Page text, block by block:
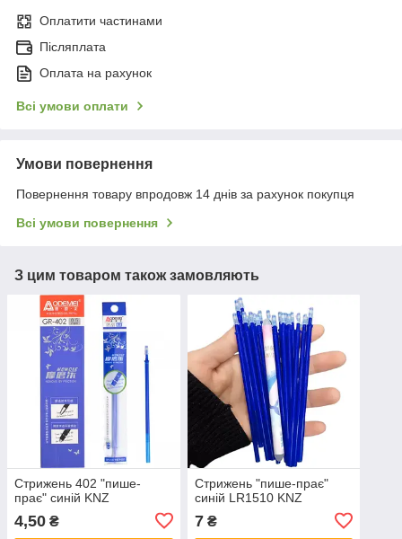
Оплатити частинами
Післяплата
Оплата на рахунок
Всі умови оплати
Умови повернення
Повернення товару впродовж 14 днів за рахунок покупця
Всі умови повернення
З цим товаром також замовляють
Стрижень 402 "пише-
прає" синій KNZ
4,50 ₴
Стрижень "пише-прає"
синій LR1510 KNZ
7₴